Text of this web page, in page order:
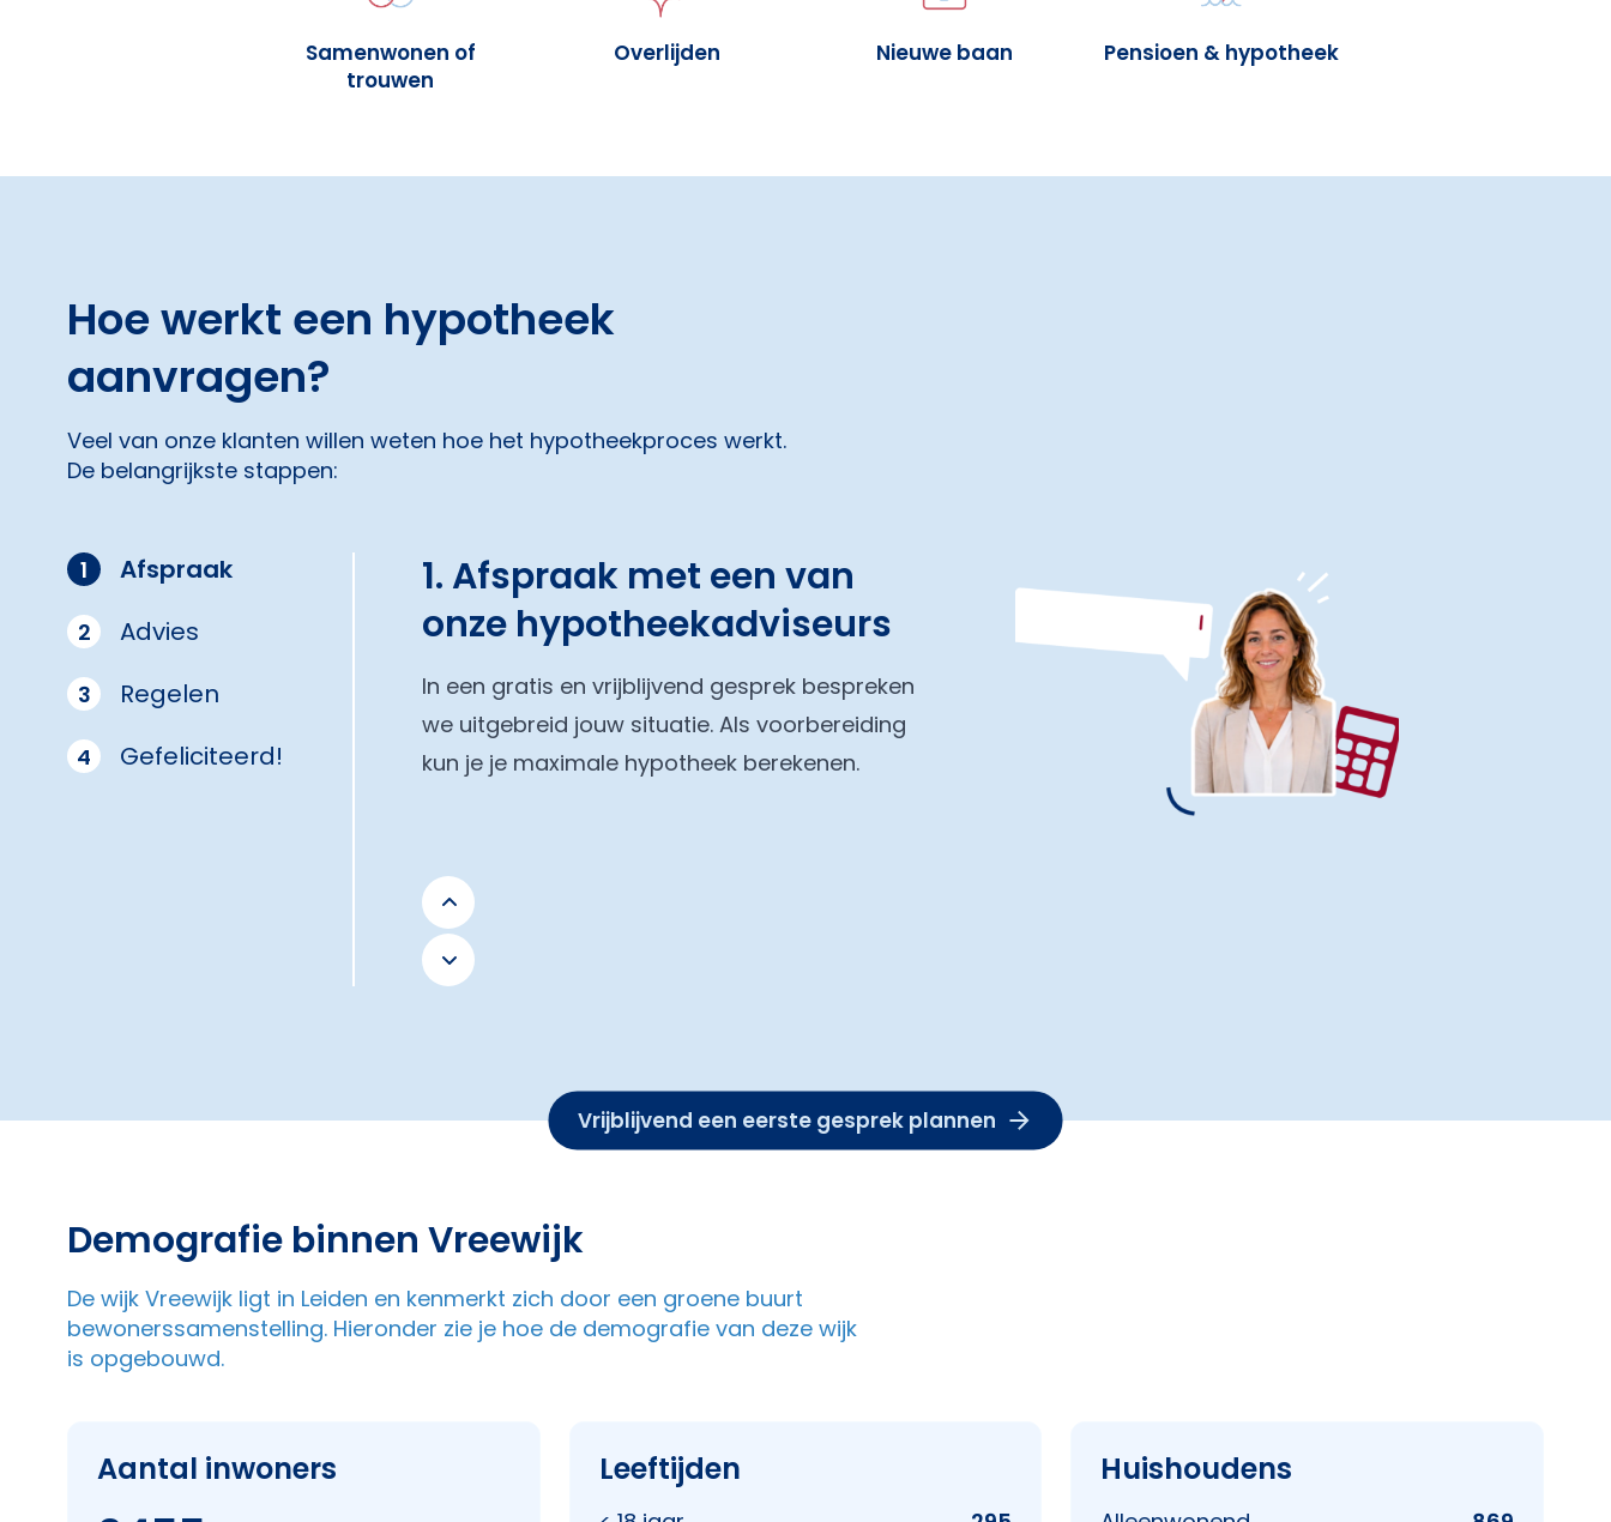
Samenwonen of
trouwen
Overlijden Nieuwe baan Pensioen & hypotheek
Hoe werkt een hypotheek
aanvragen?
Veel van onze klanten willen weten hoe het hypotheekproces werkt.
De belangrijkste stappen:
1 Afspraak
2 Advies
3 Regelen
4 Gefeliciteerd!
1. Afspraak met een van
onze hypotheekadviseurs
In een gratis en vrijblijvend gesprek bespreken
we uitgebreid jouw situatie. Als voorbereiding
kun je je maximale hypotheek berekenen.
Vrijblijvend een eerste gesprek plannen
Demografie binnen Vreewijk
De wijk Vreewijk ligt in Leiden en kenmerkt zich door een groene buurt
bewonerssamenstelling. Hieronder zie je hoe de demografie van deze wijk
is opgebouwd.
Aantal inwoners Leeftijden Huishoudens